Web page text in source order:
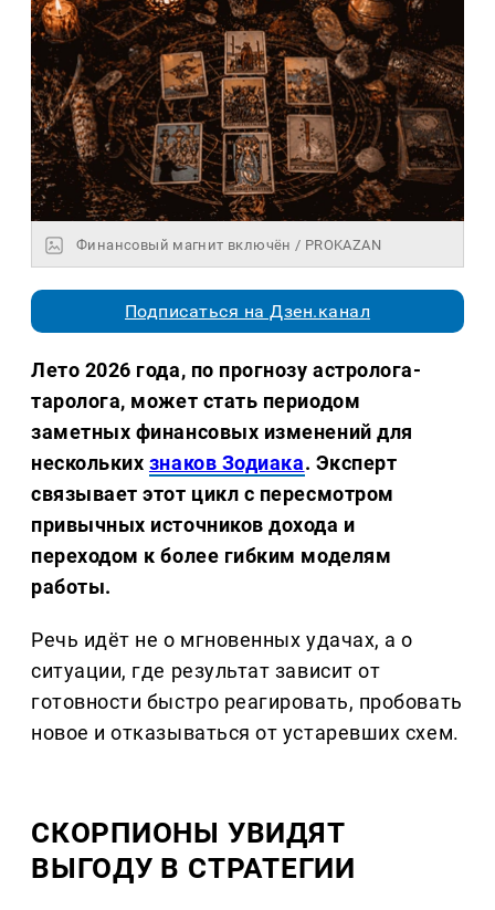
Финансовый магнит включён / PROKAZAN
Подписаться на Дзен.канал
Лето 2026 года, по прогнозу астролога-
таролога, может стать периодом
заметных финансовых изменений для
нескольких знаков Зодиака. Эксперт
связывает этот цикл с пересмотром
привычных источников дохода и
переходом к более гибким моделям
работы.
Речь идёт не о мгновенных удачах, а о
ситуации, где результат зависит от
готовности быстро реагировать, пробовать
новое и отказываться от устаревших схем.
СКОРПИОНЫ УВИДЯТ
ВЫГОДУ В СТРАТЕГИИ